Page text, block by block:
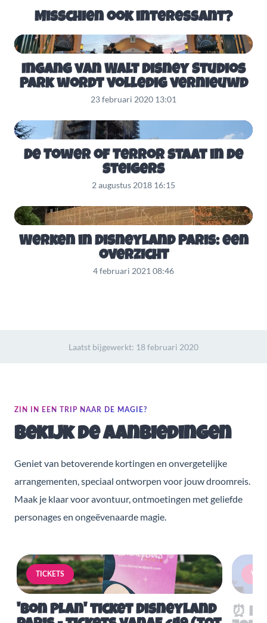
Misschien ook interessant?
Ingang van Walt Disney Studios
Park wordt volledig vernieuwd
23 februari 2020 13:01
De Tower of Terror staat in de
steigers
2 augustus 2018 16:15
Werken in Disneyland Paris: een
overzicht
4 februari 2021 08:46
Laatst bijgewerkt: 18 februari 2020
ZIN IN EEN TRIP NAAR DE MAGIE?
Bekijk de aanbiedingen
Geniet van betoverende kortingen en onvergetelijke
arrangementen, speciaal ontworpen voor jouw droomreis.
Maak je klaar voor avontuur, ontmoetingen met geliefde
personages en ongeëvenaarde magie.
TICKETS
'Bon Plan' ticket Disneyland
⏰